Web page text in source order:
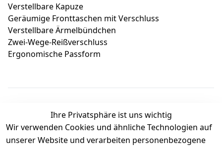
Verstellbare Kapuze
Geräumige Fronttaschen mit Verschluss
Verstellbare Ärmelbündchen
Zwei-Wege-Reißverschluss
Ergonomische Passform
Kundenbewertungen
Ihre Privatsphäre ist uns wichtig
Wir verwenden Cookies und ähnliche Technologien auf
unserer Website und verarbeiten personenbezogene